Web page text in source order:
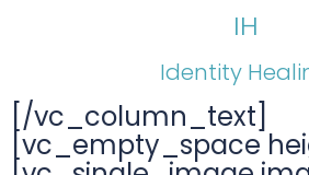
IH
Identity
[/vc_column_text]
[vc_empty_space